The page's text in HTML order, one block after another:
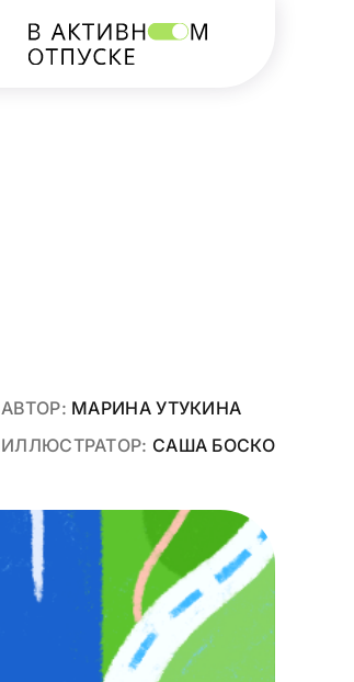
АВТОР: МАРИНА УТУКИНА
ИЛЛЮСТРАТОР: САША БОСКО